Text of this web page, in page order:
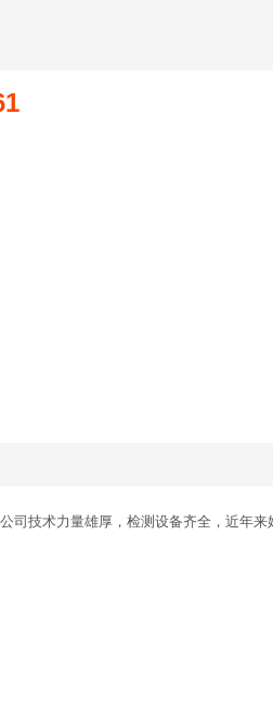
司技术力量雄厚，检测设备齐全，近年